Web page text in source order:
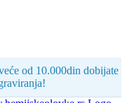
od 10.000din dobijate